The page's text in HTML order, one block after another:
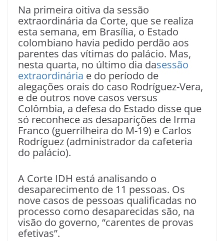
Na primeira oitiva da sessão
extraordinária da Corte, que se realiza
esta semana, em Brasília, o Estado
colombiano havia pedido perdão aos
parentes das vítimas do palácio. Mas,
nesta quarta, no último dia dasessão
extraordinária e do período de
alegações orais do caso Rodríguez-Vera,
e de outros nove casos versus
Colômbia, a defesa do Estado disse que
só reconhece as desaparições de Irma
Franco (guerrilheira do M-19) e Carlos
Rodríguez (administrador da cafeteria
do palácio).
A Corte IDH está analisando o
desaparecimento de 11 pessoas. Os
nove casos de pessoas qualificadas no
processo como desaparecidas são, na
visão do governo, “carentes de provas
efetivas”.